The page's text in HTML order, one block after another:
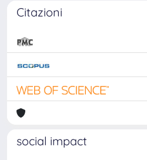
Citazioni
social impact